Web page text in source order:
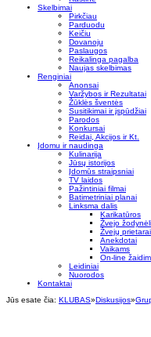
Skelbimai
Pirkčiau
Parduodu
Keičiu
Dovanoju
Paslaugos
Reikalinga pagalba
Naujas skelbimas
Renginiai
Anonsai
Varžybos ir Rezultatai
Žūklės šventės
Susitikimai ir įspūdžiai
Parodos
Konkursai
Reidai, Akcijos ir Kt.
Įdomu ir naudinga
Kulinarija
Jūsų istorijos
Įdomūs straipsniai
TV laidos
Pažintiniai filmai
Batimetriniai planai
Linksma dalis
Karikatūros
Žvejo
Žvejų prietarai
Anekdotai
Vaikams
On-line
Leidiniai
Nuorodos
Kontaktai
Jūs esate čia: KLUBAS»Diskusijos»